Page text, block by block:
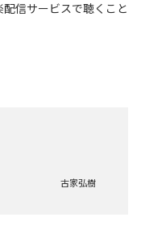
配信サービスで聴くこと
古家弘樹